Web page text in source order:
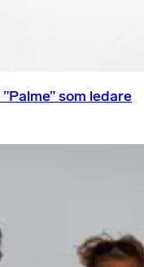
som ledare